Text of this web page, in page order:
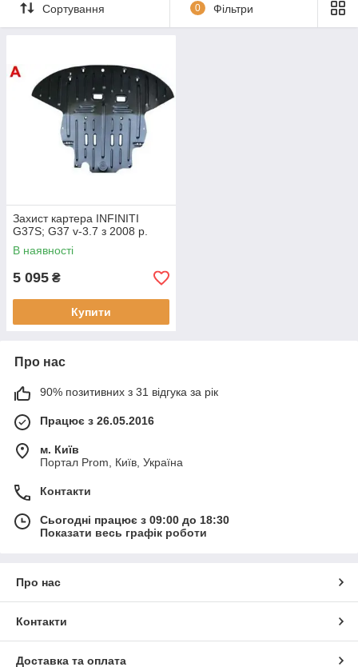
Сортування 0 Фільтри
Захист картера INFINITI
G37S; G37 v-3.7 з 2008 р.
В наявності
5 095 ₴
Купити
Про нас
90% позитивних з 31 відгука за рік
Працює з 26.05.2016
м. Київ
Портал Prom, Київ, Україна
Контакти
Сьогодні працює з 09:00 до 18:30
Показати весь графік роботи
Про нас
Контакти
Доставка та оплата